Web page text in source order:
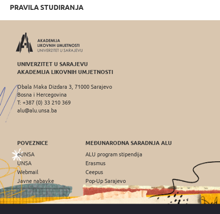
PRAVILA STUDIRANJA
UNIVERZITET U SARAJEVU
AKADEMIJA LIKOVNIH UMJETNOSTI
Obala Maka Dizdara 3, 71000 Sarajevo
Bosna i Hercegovina
T: +387 (0) 33 210 369
alu@alu.unsa.ba
POVEZNICE
eUNSA
UNSA
Webmail
Javne nabavke
MEĐUNARODNA SARADNJA ALU
ALU program stipendija
Erasmus
Ceepus
Pop-Up Sarajevo